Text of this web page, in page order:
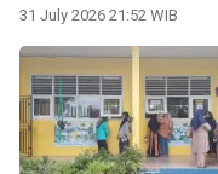
31 July 2026 21:52 WIB